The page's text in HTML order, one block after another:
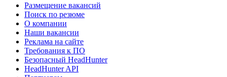
Размещение вакансий
Поиск по резюме
О компании
Наши вакансии
Реклама на сайте
Требования к ПО
Безопасный HeadHunter
HeadHunter API